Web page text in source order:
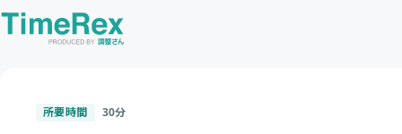
所要時間 30分